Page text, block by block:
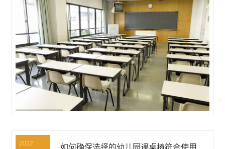
2022 如何确保选择的幼儿园课桌椅符合使用需求？